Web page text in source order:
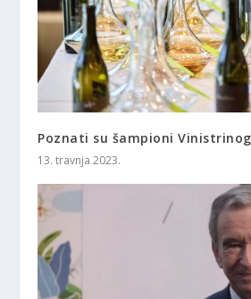
Poznati su šampioni
13. travnja 2023.